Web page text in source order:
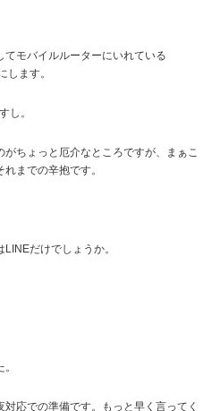
てモバイルルーターにいれている
します。
し。
ちょっと厄介なところですが、まぁこ
までの辛抱です。
だけでしょうか。
応での準備です。もっと早く言ってく